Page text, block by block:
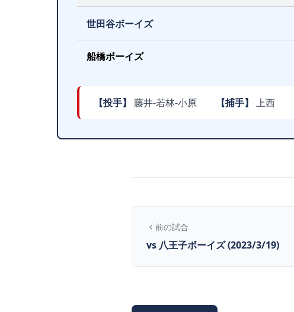
世田谷ボーイズ
船橋ボーイズ
【投手】 藤井-若林-小原 【捕手】 上西
前の試合
vs 八王子ボーイズ (2023/3/19)